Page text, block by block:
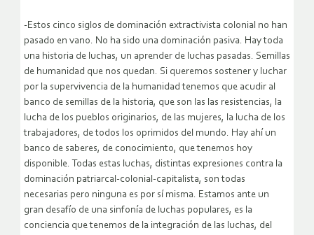
-Estos cinco siglos de dominación extractivista colonial no han
pasado en vano. No ha sido una dominación pasiva. Hay toda
una historia de luchas, un aprender de luchas pasadas. Semillas
de humanidad que nos quedan. Si queremos sostener y luchar
por la supervivencia de la humanidad tenemos que acudir al
banco de semillas de la historia, que son las las resistencias, la
lucha de los pueblos originarios, de las mujeres, la lucha de los
trabajadores, de todos los oprimidos del mundo. Hay ahí un
banco de saberes, de conocimiento, que tenemos hoy
disponible. Todas estas luchas, distintas expresiones contra la
dominación patriarcal-colonial-capitalista, son todas
necesarias pero ninguna es por sí misma. Estamos ante un
gran desafío de una sinfonía de luchas populares, es la
conciencia que tenemos de la integración de las luchas, del